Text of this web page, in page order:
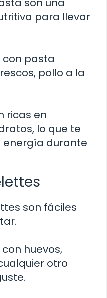
son una
para llevar
con pasta
pollo a la
ricas en
lo que te
durante
son fáciles
huevos,
otro